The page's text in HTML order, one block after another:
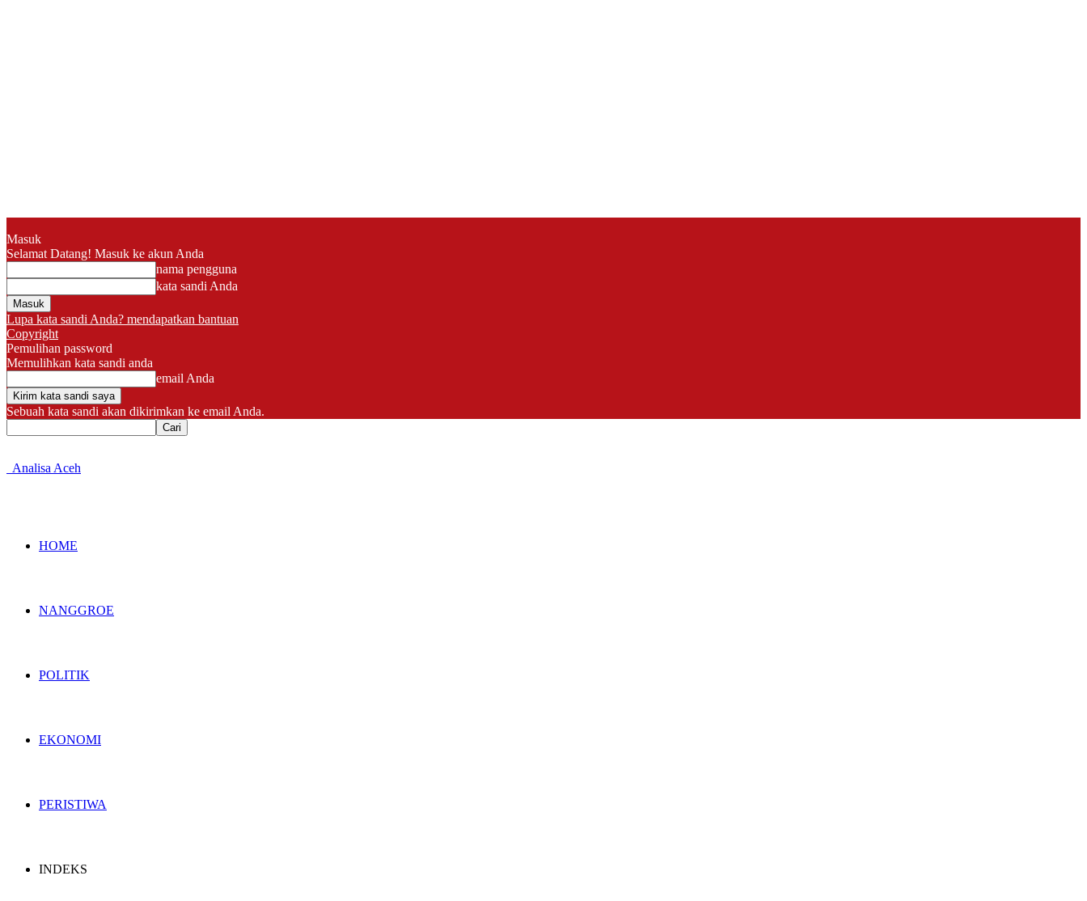
Masuk
Selamat Datang! Masuk ke akun Anda
nama pengguna
kata sandi Anda
Lupa kata sandi Anda? mendapatkan bantuan
Copyright
Pemulihan password
Memulihkan kata sandi anda
email Anda
Sebuah kata sandi akan dikirimkan ke email Anda.
Analisa Aceh
HOME
NANGGROE
POLITIK
EKONOMI
PERISTIWA
INDEKS